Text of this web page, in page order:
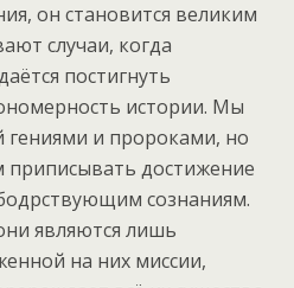
он становится великим
случаи, когда
постигнуть
истории. Мы
и пророками, но
достижение
сознаниям.
являются лишь
на них миссии,